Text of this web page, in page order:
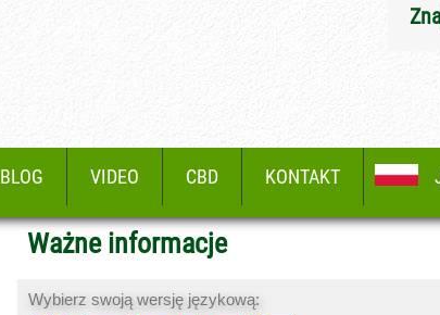
BLOG VIDEO CBD KONTAKT
Ważne informacje
Wybierz swoją wersję językową: